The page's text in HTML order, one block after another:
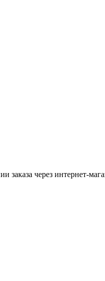
через интернет-